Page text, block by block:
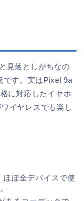
見落としがちなの
です。実はPixel 9a
に対応したイヤホ
イヤレスでも楽し
ほぼ全デバイスで使